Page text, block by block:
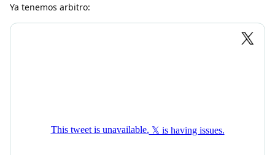
Ya tenemos arbitro: